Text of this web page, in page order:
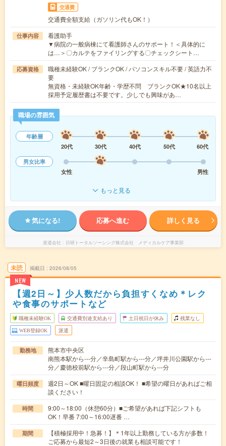
交通費
交通費全額支給（ガソリン代もOK！）
仕事内容
看護助手
▼病院の一般病棟にて看護師さんのサポート！＜具体的に
は…＞〇カルテをファイリングする〇チェックシート…
応募資格
職種未経験OK / ブランクOK / パソコンスキル不要 / 英語力不
要
無資格・未経験OK年齢・学歴不問 ブランクOK★10名以上
採用予定履歴書は不要です。少しでも興味があ…
職場の雰囲気
年齢層
20代
30代 40代 50代
60代
男女比率
女性
男性
もっと見る
気になる! 応募へ進む 詳しく見る
派遣会社 日研トータルソーシング株式会社 メディカルケア事業部
未読
NEW
掲載日 2026/08/05
【週2日～】少人数だから負担すくなめ＊レク
や食事のサポートなど
職種未経験OK 交通費別途支給あり 土日祝日が休み 残業なし
WEB登録OK 派遣
勤務地
熊本市中央区
南熊本駅から---分／辛島町駅から---分／坪井川公園駅から---
分／慶徳校前駅から---分／段山町駅から---分
曜日頻度
週2日～OK ■曜日固定の相談OK！ ■希望の曜日があればご相
談ください！
時間
9:00～18:00（休憩60分）■ご希望があれば下記シフトも
OK！早番 7:00～16:00遅番 …
期間
【積極採用中！急募！】＊1年以上勤務している方が多数！
ご応募から最短2～3日後の就業も相談可能です！